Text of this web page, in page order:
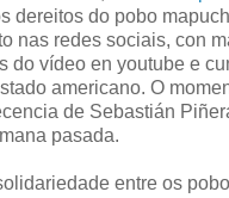
dereitos do pobo
nas redes sociais, con
do vídeo en youtube e
americano. O
de Sebastián
pasada.
entre os